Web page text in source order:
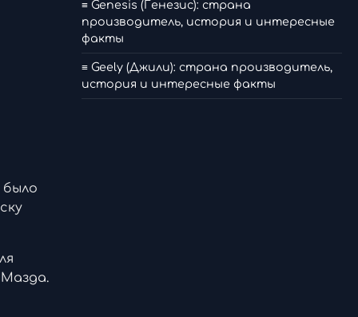
было
≡ Genesis (Генезис): страна
производитель, история и интересные
факты
≡ Geely (Джили): страна производитель,
история и интересные факты